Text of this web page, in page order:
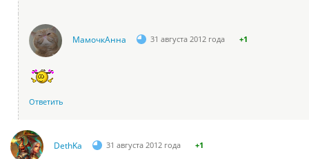
МамочкАнна 31 августа 2012 года +1
Ответить
DethKa 31 августа 2012 года +1